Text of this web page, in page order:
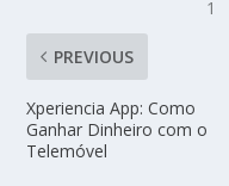
PREVIOUS
Xperiencia App: Como
Ganhar Dinheiro com o
Telemóvel